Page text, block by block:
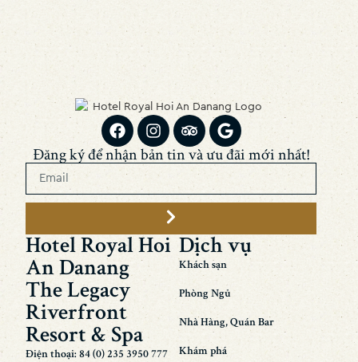
Đăng ký để nhận bản tin và ưu đãi mới nhất!
Hotel Royal Hoi
An Danang
The Legacy
Riverfront
Resort & Spa
Điện thoại: 84 (0) 235 3950 777
Dịch vụ
Khách sạn
Phòng Ngủ
Nhà Hàng, Quán Bar
Khám phá